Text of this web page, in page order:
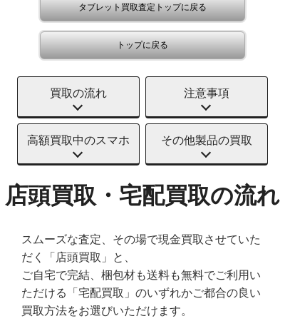
タブレット買取査定トップに戻る
トップに戻る
買取の流れ 注意事項
高額買取中のスマホ その他製品の買取
店頭買取・宅配買取の流れ
スムーズな査定、その場で現金買取させていた
だく「店頭買取」と、
ご自宅で完結、梱包材も送料も無料でご利用い
ただける「宅配買取」のいずれかご都合の良い
買取方法をお選びいただけます。